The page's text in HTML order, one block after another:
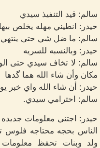
سالم: قيد التنفيذ سيدي
حيدر: انطيني مهله يخلص بيها
سالم: ما ضل شي حتى ينتهي
حيدر: وبالنسبه للسريه
سالم: لا تخاف سيدي حتى
مكان وأن شاء الله هما گدها
حيدر: أن شاء الله واي خبر
سالم: احترامي سيدي.
حيدر: اجتني معلومات
الناس بحجه محتاجه فلوس
ولد وبنات تحفظ